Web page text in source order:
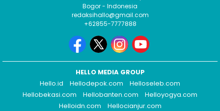
Bogor - Indonesia
redaksihallo@gmail.com
+62855-7777888
HELLO MEDIA GROUP
Hello.id
Hellodepok.com
Helloseleb.com
Hellobekasi.com
Hellobanten.com
Helloyogya.com
Helloidn.com
Hellocianjur.com